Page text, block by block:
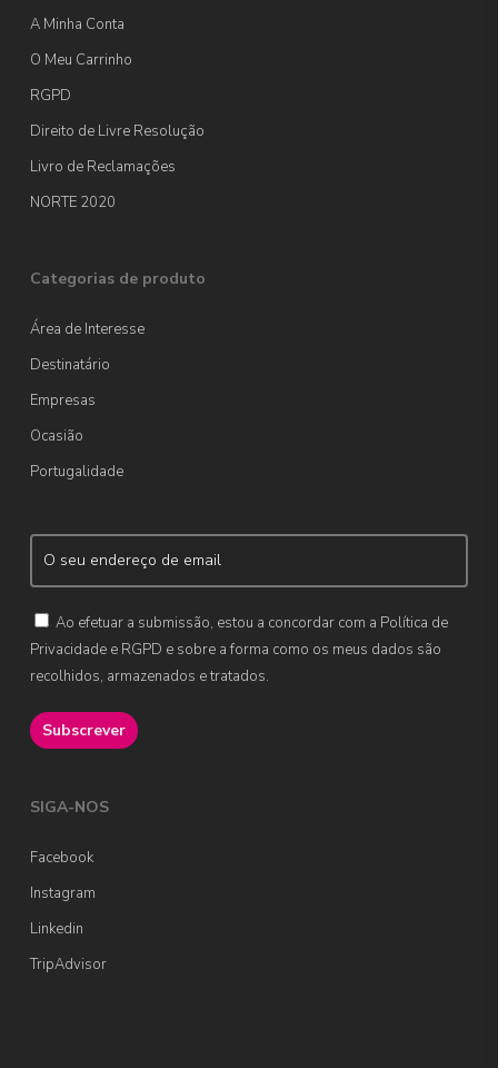
A Minha Conta
O Meu Carrinho
RGPD
Direito de Livre Resolução
Livro de Reclamações
NORTE 2020
Categorias de produto
Área de Interesse
Destinatário
Empresas
Ocasião
Portugalidade
Ao efetuar a submissão, estou a concordar com a Política de
Privacidade e RGPD e sobre a forma como os meus dados são
recolhidos, armazenados e tratados.
SIGA-NOS
Facebook
Instagram
Linkedin
TripAdvisor